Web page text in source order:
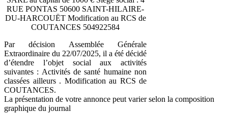
RUE PONTAS 50600 SAINT-HILAIRE-
DU-HARCOUËT Modification au RCS de
COUTANCES 504922584
Par décision Assemblée Générale
Extraordinaire du 22/07/2025, il a été décidé
d’étendre l’objet social aux activités
suivantes : Activités de santé humaine non
classées ailleurs . Modification au RCS de
COUTANCES.
La présentation de votre annonce peut varier selon la composition
graphique du journal